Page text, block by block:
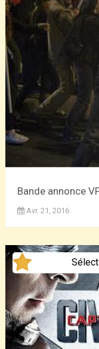
Bande annonce
Avr. 21, 2016